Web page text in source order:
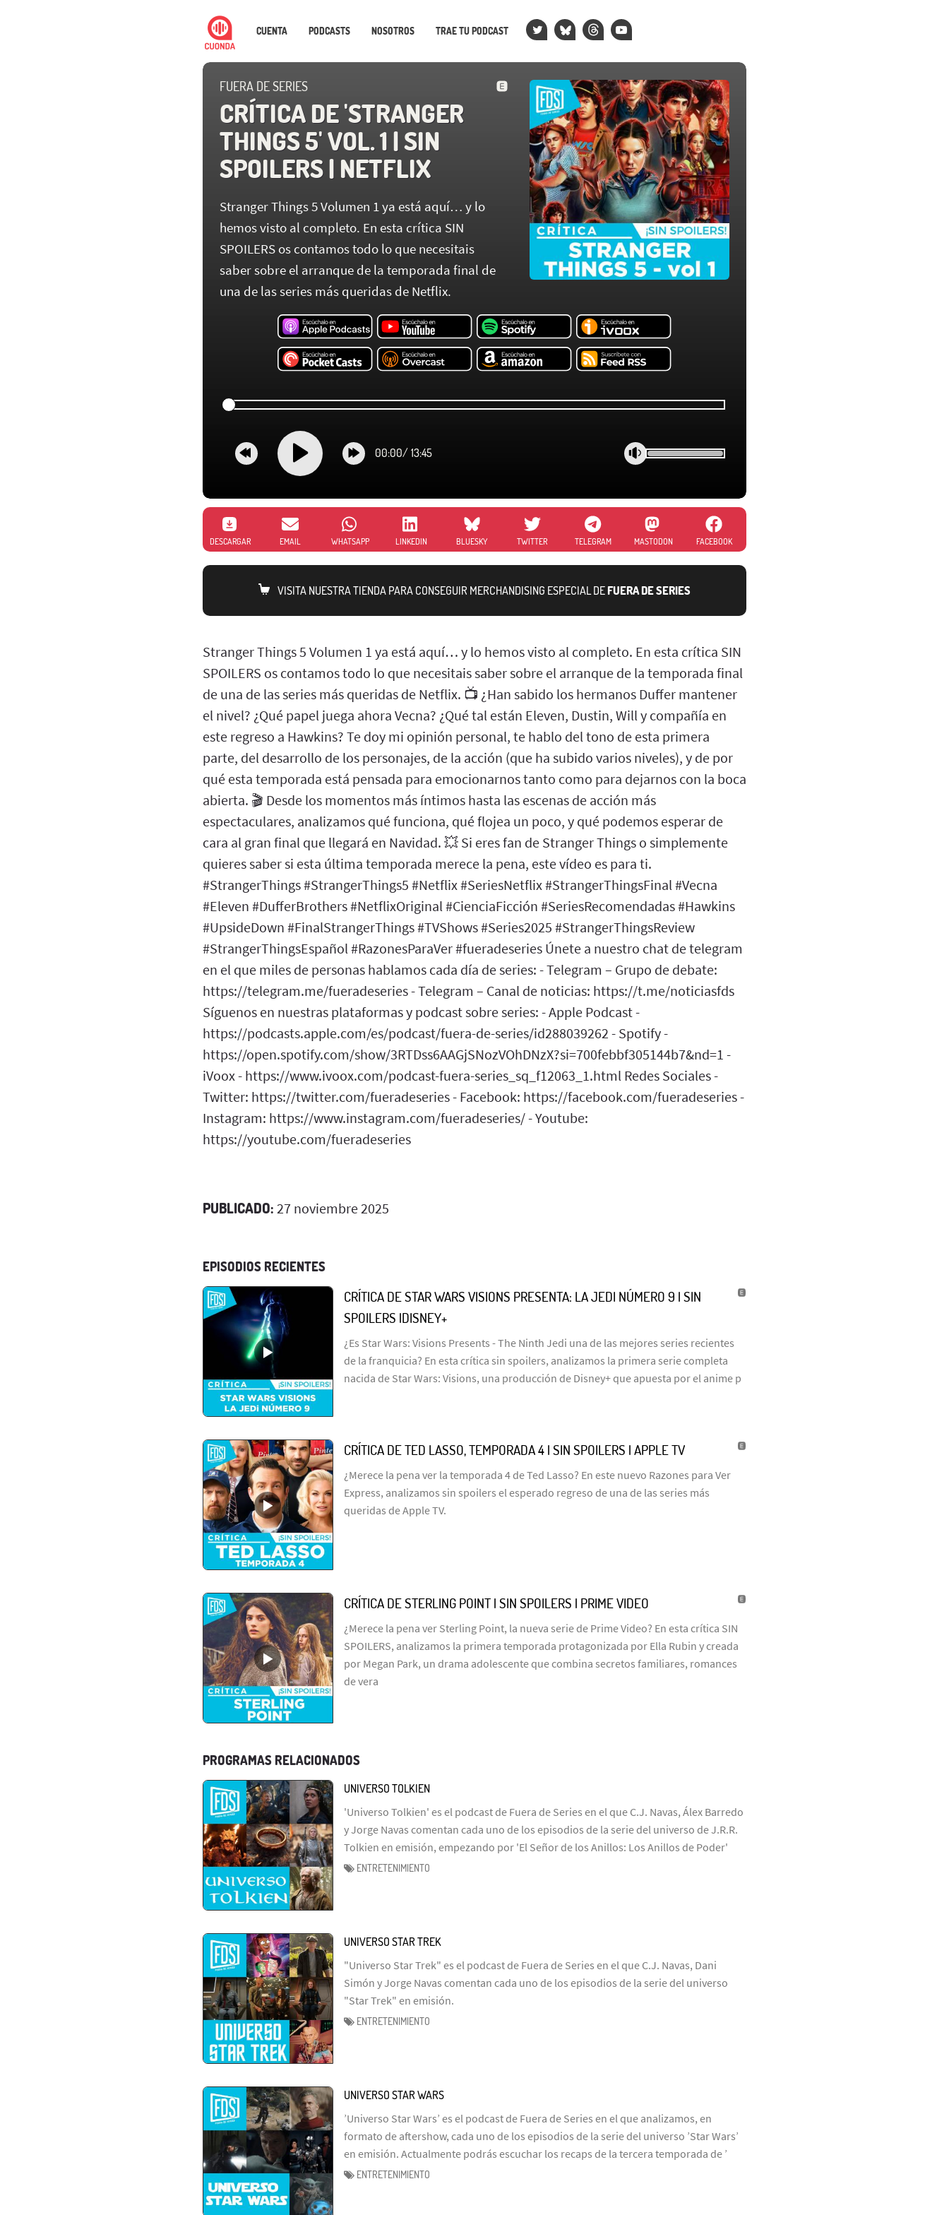
CUENTA PODCASTS NOSOTROS TRAE TU PODCAST
FUERA DE SERIES
CRÍTICA DE 'STRANGER
THINGS 5' VOL. 1 | SIN
SPOILERS | NETFLIX
Stranger Things 5 Volumen 1 ya está aquí… y lo
hemos visto al completo. En esta crítica SIN
SPOILERS os contamos todo lo que necesitais
saber sobre el arranque de la temporada final de
una de las series más queridas de Netflix.
00:00/ 13:45
DESCARGAR EMAIL WHATSAPP LINKEDIN BLUESKY TWITTER TELEGRAM MASTODON FACEBOOK
VISITA NUESTRA TIENDA PARA CONSEGUIR MERCHANDISING ESPECIAL DEFUERA DE SERIES
Stranger Things 5 Volumen 1 ya está aquí… y lo hemos visto al completo. En esta crítica SIN
SPOILERS os contamos todo lo que necesitais saber sobre el arranque de la temporada final
de una de las series más queridas de Netflix. 📺 ¿Han sabido los hermanos Duffer mantener
el nivel? ¿Qué papel juega ahora Vecna? ¿Qué tal están Eleven, Dustin, Will y compañía en
este regreso a Hawkins? Te doy mi opinión personal, te hablo del tono de esta primera
parte, del desarrollo de los personajes, de la acción (que ha subido varios niveles), y de por
qué esta temporada está pensada para emocionarnos tanto como para dejarnos con la boca
abierta. 🎬 Desde los momentos más íntimos hasta las escenas de acción más
espectaculares, analizamos qué funciona, qué flojea un poco, y qué podemos esperar de
cara al gran final que llegará en Navidad. 💥 Si eres fan de Stranger Things o simplemente
quieres saber si esta última temporada merece la pena, este vídeo es para ti.
#StrangerThings #StrangerThings5 #Netflix #SeriesNetflix #StrangerThingsFinal #Vecna
#Eleven #DufferBrothers #NetflixOriginal #CienciaFicción #SeriesRecomendadas #Hawkins
#UpsideDown #FinalStrangerThings #TVShows #Series2025 #StrangerThingsReview
#StrangerThingsEspañol #RazonesParaVer #fueradeseries Únete a nuestro chat de telegram
en el que miles de personas hablamos cada día de series: - Telegram – Grupo de debate:
https://telegram.me/fueradeseries - Telegram – Canal de noticias: https://t.me/noticiasfds
Síguenos en nuestras plataformas y podcast sobre series: - Apple Podcast -
https://podcasts.apple.com/es/podcast/fuera-de-series/id288039262 - Spotify -
https://open.spotify.com/show/3RTDss6AAGjSNozVOhDNzX?si=700febbf305144b7&nd=1 -
iVoox - https://www.ivoox.com/podcast-fuera-series_sq_f12063_1.html Redes Sociales -
Twitter: https://twitter.com/fueradeseries - Facebook: https://facebook.com/fueradeseries -
Instagram: https://www.instagram.com/fueradeseries/ - Youtube:
https://youtube.com/fueradeseries
PUBLICADO: 27 noviembre 2025
EPISODIOS RECIENTES
CRÍTICA DE STAR WARS VISIONS PRESENTA: LA JEDI NÚMERO 9 | SIN
SPOILERS |DISNEY+
¿Es Star Wars: Visions Presents - The Ninth Jedi una de las mejores series recientes
de la franquicia? En esta crítica sin spoilers, analizamos la primera serie completa
nacida de Star Wars: Visions, una producción de Disney+ que apuesta por el anime p
CRÍTICA DE TED LASSO, TEMPORADA 4 | SIN SPOILERS | APPLE TV
¿Merece la pena ver la temporada 4 de Ted Lasso? En este nuevo Razones para Ver
Express, analizamos sin spoilers el esperado regreso de una de las series más
queridas de Apple TV.
CRÍTICA DE STERLING POINT | SIN SPOILERS | PRIME VIDEO
¿Merece la pena ver Sterling Point, la nueva serie de Prime Video? En esta crítica SIN
SPOILERS, analizamos la primera temporada protagonizada por Ella Rubin y creada
por Megan Park, un drama adolescente que combina secretos familiares, romances
de vera
PROGRAMAS RELACIONADOS
UNIVERSO TOLKIEN
'Universo Tolkien' es el podcast de Fuera de Series en el que C.J. Navas, Álex Barredo
y Jorge Navas comentan cada uno de los episodios de la serie del universo de J.R.R.
Tolkien en emisión, empezando por 'El Señor de los Anillos: Los Anillos de Poder'
ENTRETENIMIENTO
UNIVERSO STAR TREK
"Universo Star Trek" es el podcast de Fuera de Series en el que C.J. Navas, Dani
Simón y Jorge Navas comentan cada uno de los episodios de la serie del universo
"Star Trek" en emisión.
ENTRETENIMIENTO
UNIVERSO STAR WARS
’Universo Star Wars’ es el podcast de Fuera de Series en el que analizamos, en
formato de aftershow, cada uno de los episodios de la serie del universo ’Star Wars’
en emisión. Actualmente podrás escuchar los recaps de la tercera temporada de ’
ENTRETENIMIENTO